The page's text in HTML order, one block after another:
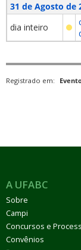
31 de Agosto de
dia inteiro
Registrado em:
A UFABC
Sobre
Campi
Concursos e
Convênios